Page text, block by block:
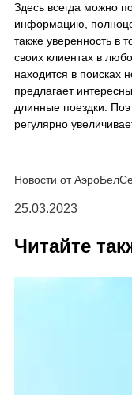
Здесь всегда можно
информацию,
также уверенность в
своих клиентах в
находится в поисках
предлагает
длинные поездки.
регулярно
Новости от
25.03.2023
Читайте